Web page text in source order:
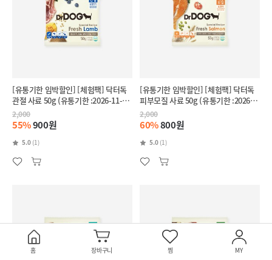
[유통기한 임박할인] [체험팩] 닥터독
관절 사료 50g (유통기한 :2026-11-
28)
2,000
55%900원
5.0 (1)
[유통기한 임박할인] [체험팩] 닥터독
피부모질 사료 50g (유통기한 :2026-
11-27)
2,000
60%800원
5.0 (1)
홈 장바구니 찜 MY